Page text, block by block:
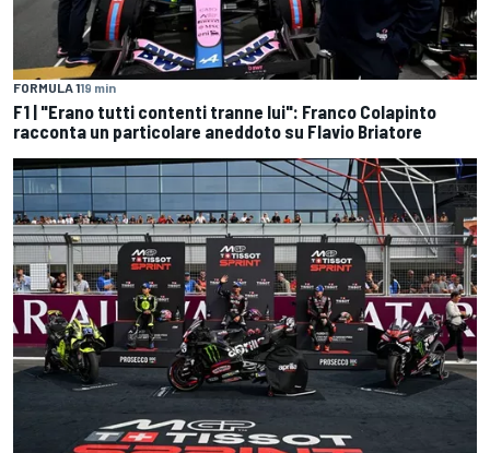
FORMULA 119 min
F1 | "Erano tutti contenti tranne lui": Franco Colapinto
racconta un particolare aneddoto su Flavio Briatore